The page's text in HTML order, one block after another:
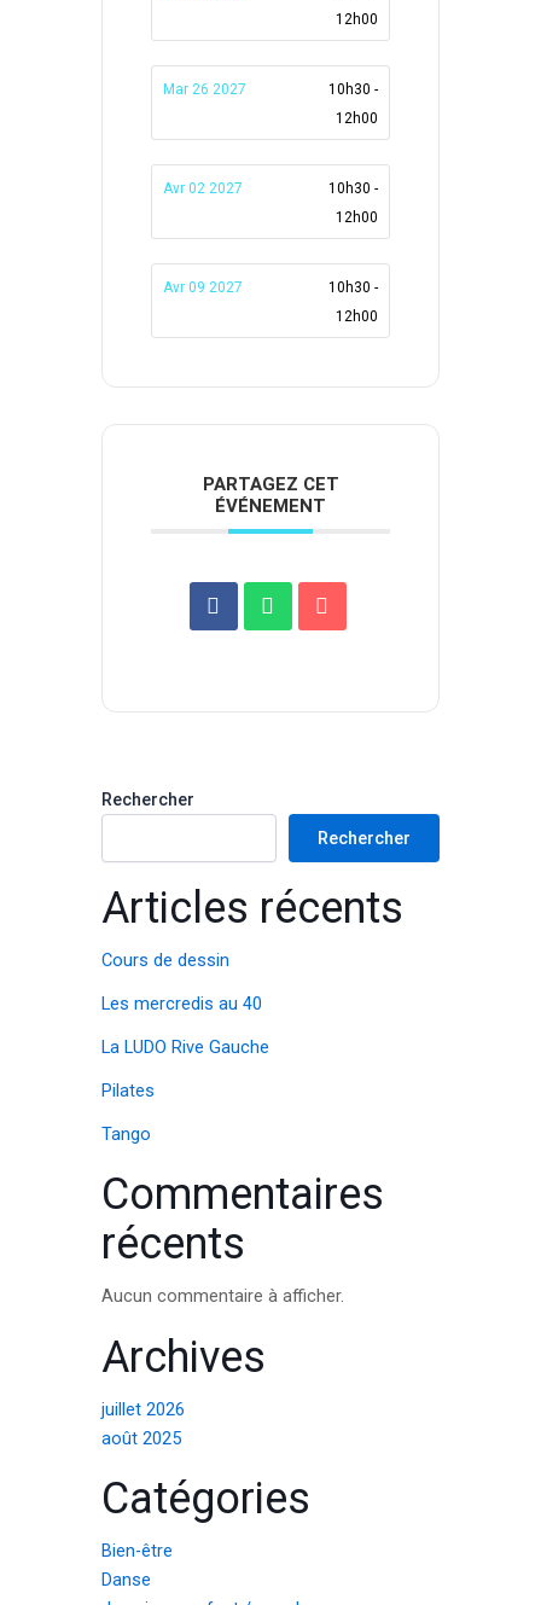
12h00
Mar 26 2027
10h30 -
12h00
Avr 02 2027
10h30 -
12h00
Avr 09 2027
10h30 -
12h00
PARTAGEZ CET
ÉVÉNEMENT
Rechercher
Rechercher
Articles récents
Cours de dessin
Les mercredis au 40
La LUDO Rive Gauche
Pilates
Tango
Commentaires
récents
Aucun commentaire à afficher.
Archives
juillet 2026
août 2025
Catégories
Bien-être
Danse